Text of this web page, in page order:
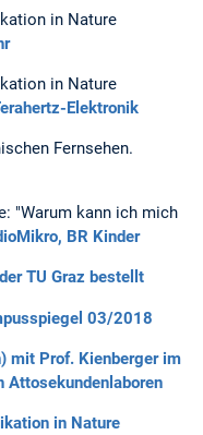
in Nature
in Nature
Elektronik
Fernsehen.
"Warum kann ich mich
BR Kinder
TU Graz bestellt
03/2018
mit Prof. Kienberger im
Attosekundenlaboren
in Nature